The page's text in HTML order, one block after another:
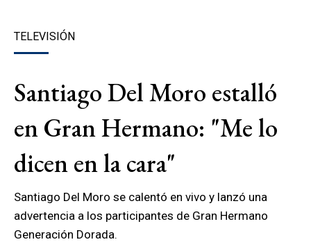
TELEVISIÓN
Santiago Del Moro estalló
en Gran Hermano: "Me lo
dicen en la cara"
Santiago Del Moro se calentó en vivo y lanzó una
advertencia a los participantes de Gran Hermano
Generación Dorada.